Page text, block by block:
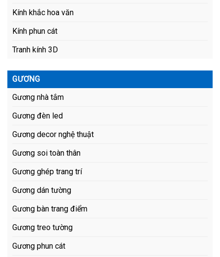
Kính khắc hoa văn
Kính phun cát
Tranh kính 3D
GƯƠNG
Gương nhà tắm
Gương đèn led
Gương decor nghệ thuật
Gương soi toàn thân
Gương ghép trang trí
Gương dán tường
Gương bàn trang điểm
Gương treo tường
Gương phun cát